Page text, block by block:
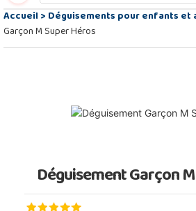
Accueil>Déguisements pour enfants et
Garçon M Super Héros
Déguisement Garçon